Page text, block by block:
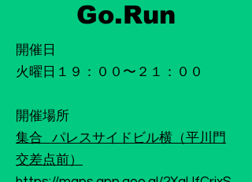
Go.Run
開催日
火曜日１９：００〜２１：００
​開催場所
集合 パレスサイドビル横（平川門
交差点前）